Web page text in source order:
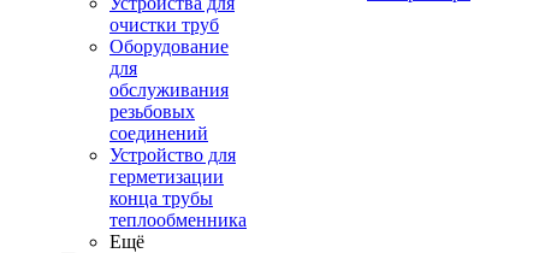
очистки труб
Оборудование
для
обслуживания
резьбовых
соединений
Устройство для
герметизации
конца трубы
теплообменника
Ещё